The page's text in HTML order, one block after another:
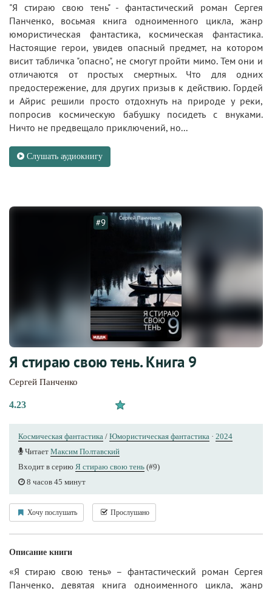
"Я стираю свою тень" - фантастический роман Сергея
Панченко, восьмая книга одноименного цикла, жанр
юмористическая фантастика, космическая фантастика.
Настоящие герои, увидев опасный предмет, на котором
висит табличка "опасно", не смогут пройти мимо. Тем они и
отличаются от простых смертных. Что для одних
предостережение, для других призыв к действию. Гордей
и Айрис решили просто отдохнуть на природе у реки,
попросив космическую бабушку посидеть с внуками.
Ничто не предвещало приключений, но...
Слушать аудиокнигу
#9
Я стираю свою тень. Книга 9
Сергей Панченко
4.23
Космическая фантастика / Юмористическая фантастика · 2024
Читает Максим Полтавский
Входит в серию Я стираю свою тень (#9)
8 часов 45 минут
Хочу послушать Прослушано
Описание книги
«Я стираю свою тень» – фантастический роман Сергея
Панченко, девятая книга одноименного цикла, жанр